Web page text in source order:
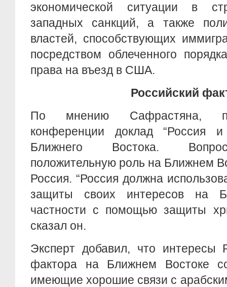
экономической ситуации в
западных санкций, а также
властей, способствующих
посредством облеченного
права на въезд в США.
Российский
По мнению Сафрастяна,
конференции доклад “Россия
Ближнего Востока.
положительную роль на Ближнем
Россия. “Россия должна
защиты своих интересов на
частности с помощью защиты
сказал он.
Эксперт добавил, что интересы
фактора на Ближнем Востоке
имеющие хорошие связи с